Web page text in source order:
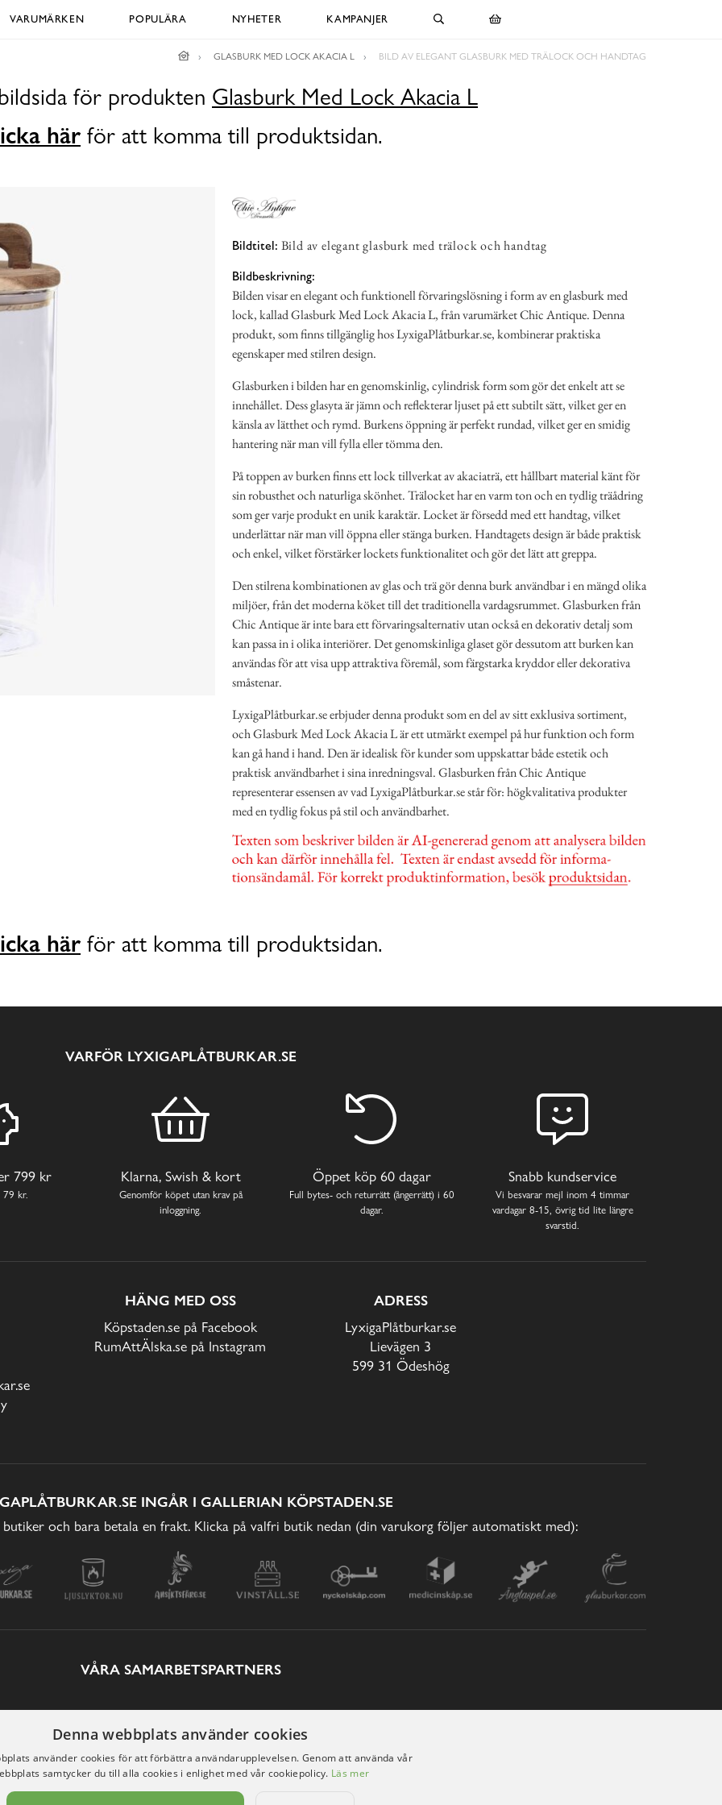
VARUMÄRKEN POPULÄRA NYHETER KAMPANJER
GLASBURK MED LOCK AKACIA L BILD AV ELEGANT GLASBURK MED TRÄLOCK OCH HANDTAG
för produkten Glasburk Med Lock Akacia L
här för att komma till produktsidan.
Bildtitel: Bild av elegant glasburk med trälock och handtag
Bildbeskrivning:
Bilden visar en elegant och funktionell förvaringslösning i form av en glasburk med
lock, kallad Glasburk Med Lock Akacia L, från varumärket Chic Antique. Denna
produkt, som finns tillgänglig hos LyxigaPlåtburkar.se, kombinerar praktiska
egenskaper med stilren design.
Glasburken i bilden har en genomskinlig, cylindrisk form som gör det enkelt att se
innehållet. Dess glasyta är jämn och reflekterar ljuset på ett subtilt sätt, vilket ger en
känsla av lätthet och rymd. Burkens öppning är perfekt rundad, vilket ger en smidig
hantering när man vill fylla eller tömma den.
På toppen av burken finns ett lock tillverkat av akaciaträ, ett hållbart material känt för
sin robusthet och naturliga skönhet. Trälocket har en varm ton och en tydlig träådring
som ger varje produkt en unik karaktär. Locket är försedd med ett handtag, vilket
underlättar när man vill öppna eller stänga burken. Handtagets design är både praktisk
och enkel, vilket förstärker lockets funktionalitet och gör det lätt att greppa.
Den stilrena kombinationen av glas och trä gör denna burk användbar i en mängd olika
miljöer, från det moderna köket till det traditionella vardagsrummet. Glasburken från
Chic Antique är inte bara ett förvaringsalternativ utan också en dekorativ detalj som
kan passa in i olika interiörer. Det genomskinliga glaset gör dessutom att burken kan
användas för att visa upp attraktiva föremål, som färgstarka kryddor eller dekorativa
småstenar.
LyxigaPlåtburkar.se erbjuder denna produkt som en del av sitt exklusiva sortiment,
och Glasburk Med Lock Akacia L är ett utmärkt exempel på hur funktion och form
kan gå hand i hand. Den är idealisk för kunder som uppskattar både estetik och
praktisk användbarhet i sina inredningsval. Glasburken från Chic Antique
representerar essensen av vad LyxigaPlåtburkar.se står för: högkvalitativa produkter
med en tydlig fokus på stil och användbarhet.
här för att komma till produktsidan.
VARFÖR LYXIGAPLÅTBURKAR.SE
799 kr
79 kr.
Klarna, Swish & kort
Genomför köpet utan krav på
inloggning.
Öppet köp 60 dagar
Full bytes- och returrätt (ångerrätt) i 60
dagar.
Snabb kundservice
Vi besvarar mejl inom 4 timmar
vardagar 8-15, övrig tid lite längre
svarstid.
HÄNG MED OSS
Köpstaden.se på Facebook
RumAttÄlska.se på Instagram
ADRESS
LyxigaPlåtburkar.se
Lievägen 3
599 31 Ödeshög
INGÅR I GALLERIAN KÖPSTADEN.SE
och bara betala en frakt. Klicka på valfri butik nedan (din varukorg följer automatiskt med):
VÅRA SAMARBETSPARTNERS
Denna webbplats använder cookies
använder cookies för att förbättra användarupplevelsen. Genom att använda vår
samtycker du till alla cookies i enlighet med vår cookiepolicy. Läs mer